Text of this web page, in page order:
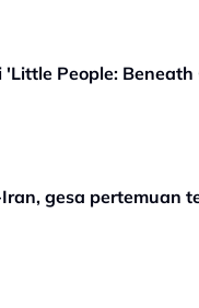
'Little People:
gesa pertemuan